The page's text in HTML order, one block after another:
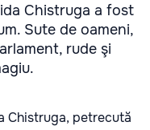
Chistruga a fost
Sute de oameni,
rude şi